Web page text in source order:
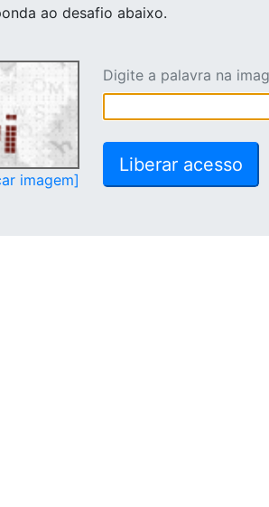
ao desafio abaixo.
imagem]
Digite a palavra na